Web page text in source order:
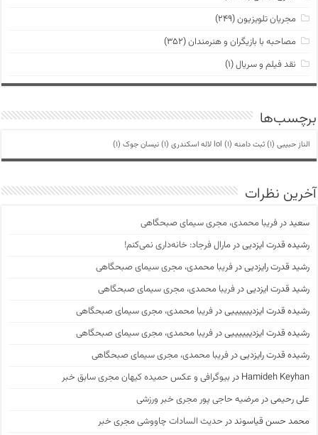
مجریان تلویزیون(۲۴۹)
مصاحبه با بازیگران و هنرمندان(۳۵۲)
نقد فیلم و سریال(۱)
برچسب‌ها
الناز حبیبی (1) ثبت دامنه lol (1) لاله اسکندری (1) نیسان جوک (1)
آخرین نظرات
سعیددرفریبا محمدی، مجری سیمای صبحگاهی
رشیده قدرت ایزدییدرمارال فرجاد: خانه‌داری نمی‌کنم!
رشید قدرت رایزدییدرفریبا محمدی، مجری سیمای صبحگاهی
رشید قدرت ایزدییدرفریبا محمدی، مجری سیمای صبحگاهی
رشیده قدرت ایزدیییییییدرفریبا محمدی، مجری سیمای صبحگاهی
رشیده قدرت ایزدیییییییدرفریبا محمدی، مجری سیمای صبحگاهی
رشیده قدرت رایزدییدرفریبا محمدی، مجری سیمای صبحگاهی
Hamideh Keyhan در بیوگرافی و عکس حمیده کیهان مجری سابق خبر
علی رحیمیدرمرضیه حاجی پور مجری خبر ورزشی
محمد حسن قیاسونددر حدیث السادات چاووشی مجری خبر